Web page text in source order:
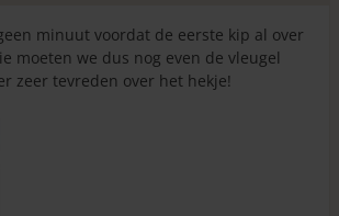
minuut voordat de eerste kip al over
moeten we dus nog even de vleugel
zeer tevreden over het hekje!